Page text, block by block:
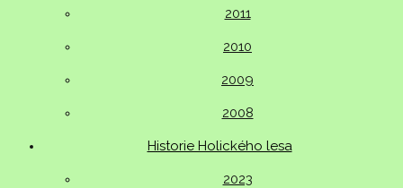
2011
2010
2009
2008
Historie Holického lesa
2023